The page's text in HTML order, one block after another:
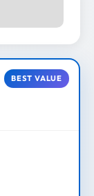
BEST VALUE